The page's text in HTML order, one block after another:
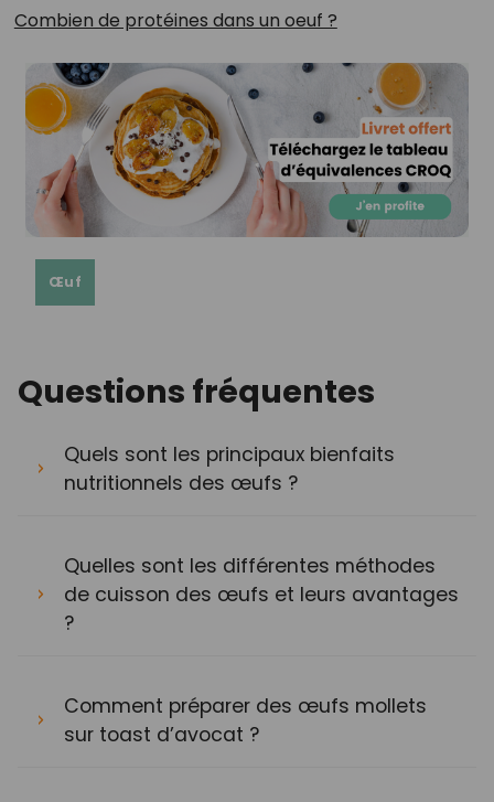
Combien de protéines dans un oeuf ?
Œuf
Questions fréquentes
Quels sont les principaux bienfaits
nutritionnels des œufs ?
Quelles sont les différentes méthodes
de cuisson des œufs et leurs avantages
?
Comment préparer des œufs mollets
sur toast d’avocat ?